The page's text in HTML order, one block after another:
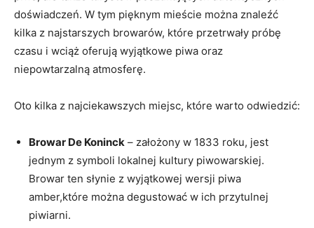
doświadczeń. W tym pięknym mieście ‌można znaleźć
kilka ⁢z najstarszych browarów, które‍ przetrwały próbę
czasu i ⁤wciąż‌ oferują ​wyjątkowe ‌piwa oraz
niepowtarzalną atmosferę.
Oto kilka​ z ⁤najciekawszych​ miejsc, które warto odwiedzić:
Browar⁤ De Koninck – założony⁤ w ‍1833 roku, ⁢jest
jednym z symboli ‌lokalnej kultury‌ piwowarskiej.
Browar⁤ ten słynie z wyjątkowej​ wersji piwa
amber,które można degustować⁤ w ich przytulnej
piwiarni.